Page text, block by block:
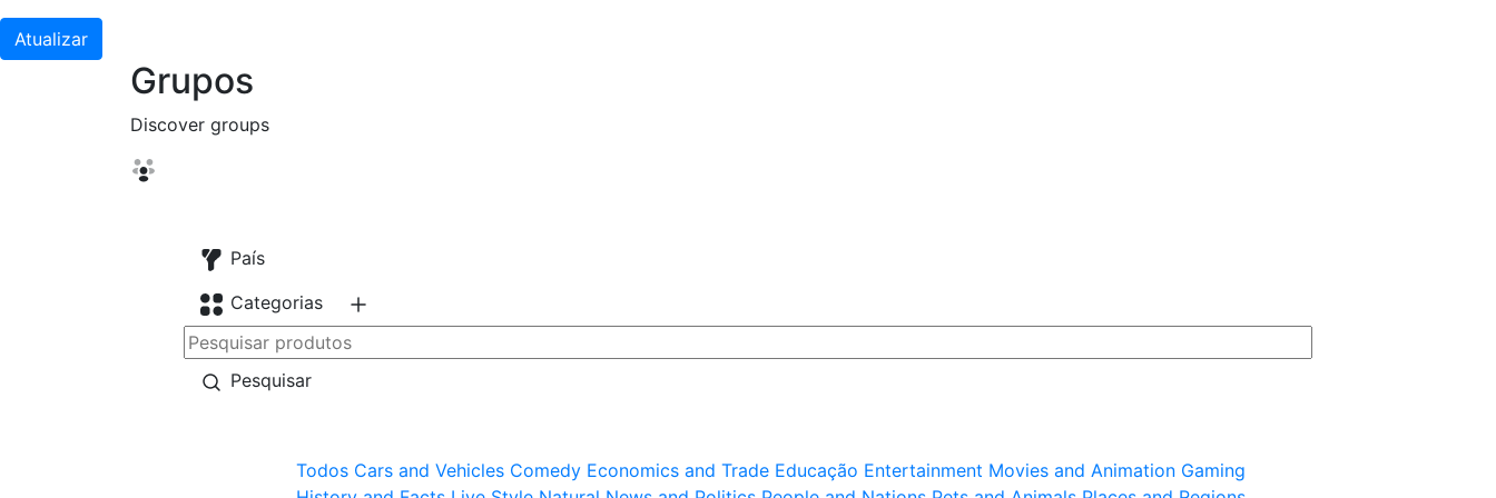
Atualizar
Grupos
Discover groups
País
Categorias
Pesquisar
Todos Cars and Vehicles Comedy Economics and Trade Educação Entertainment Movies and Animation Gaming